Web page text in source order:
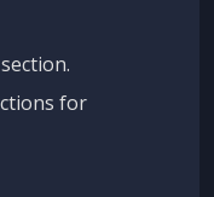
section.
for